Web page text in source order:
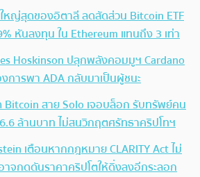
หญ่สุดของอิตาลี ลดสัดส่วน Bitcoin ETF
หันลงทุน ใน Ethereum แทนถึง 3 เท่า
Hoskinson ปลุกพลังคอมมูฯ Cardano
การพา ADA กลับมาเป็นผู้ชนะ
สาย Solo เจอบล็อก รับทรัพย์คน
ล้านบาท ไม่สนวิกฤตศรัทธาคริปโทฯ
เตือนหากกฎหมาย CLARITY Act ไม่
จกดดันราคาคริปโตให้ดิ่งลงอีกระลอก